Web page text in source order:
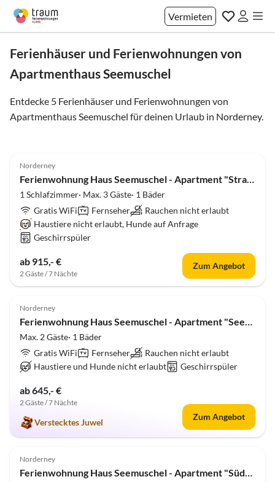
Vermieten
Ferienhäuser und Ferienwohnungen von
Apartmenthaus Seemuschel
Entdecke 5 Ferienhäuser und Ferienwohnungen von
Apartmenthaus Seemuschel für deinen Urlaub in Norderney.
Norderney
Ferienwohnung Haus Seemuschel - Apartment "Strandkorb""
1 Schlafzimmer· Max. 3 Gäste· 1 Bäder
Gratis WiFi
Fernseher
Rauchen nicht erlaubt
Haustiere nicht erlaubt, Hunde auf Anfrage
Geschirrspüler
ab 915,- €
2 Gäste / 7 Nächte
Zum Angebot
5.0 (2)
Norderney
Ferienwohnung Haus Seemuschel - Apartment "Seestern"
Max. 2 Gäste· 1 Bäder
Gratis WiFi
Fernseher
Rauchen nicht erlaubt
Haustiere und Hunde nicht erlaubt
Geschirrspüler
ab 645,- €
2 Gäste / 7 Nächte
Verstecktes Juwel
Zum Angebot
5.0 (1)
Norderney
Ferienwohnung Haus Seemuschel - Apartment "Südwind"